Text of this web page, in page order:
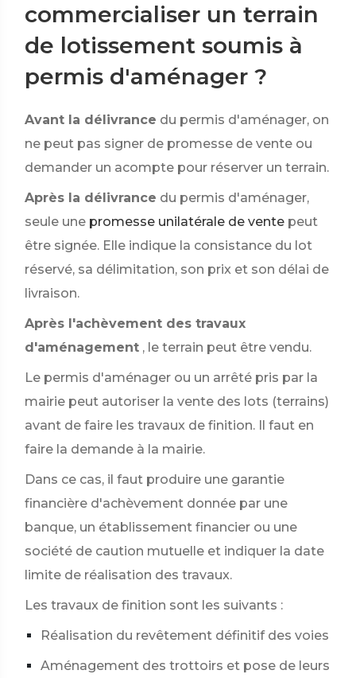
commercialiser un terrain
de lotissement soumis à
permis d'aménager ?
Avant la délivrance du permis d'aménager, on
ne peut pas signer de promesse de vente ou
demander un acompte pour réserver un terrain.
Après la délivrance du permis d'aménager,
seule une promesse unilatérale de vente peut
être signée. Elle indique la consistance du lot
réservé, sa délimitation, son prix et son délai de
livraison.
Après l'achèvement des travaux
d'aménagement , le terrain peut être vendu.
Le permis d'aménager ou un arrêté pris par la
mairie peut autoriser la vente des lots (terrains)
avant de faire les travaux de finition. Il faut en
faire la demande à la mairie.
Dans ce cas, il faut produire une garantie
financière d'achèvement donnée par une
banque, un établissement financier ou une
société de caution mutuelle et indiquer la date
limite de réalisation des travaux.
Les travaux de finition sont les suivants :
Réalisation du revêtement définitif des voies
Aménagement des trottoirs et pose de leurs